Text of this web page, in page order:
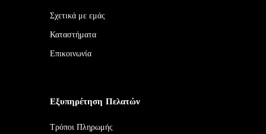
Σχετικά με εμάς
Καταστήματα
Επικοινωνία
Εξυπηρέτηση Πελατών
Τρόποι Πληρωμής